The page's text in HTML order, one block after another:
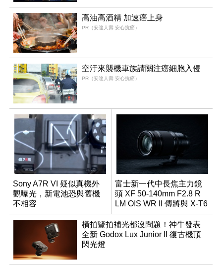
高油高酒精 加速癌上身
PR（安達人壽 安心抗癌）
空汙來襲機車族請關注癌細胞入侵
PR（安達人壽 安心抗癌）
Sony A7R VI 疑似真機外
觀曝光，新電池恐與舊機
不相容
富士新一代中長焦主力鏡
頭 XF 50-140mm F2.8 R
LM OIS WR II 傳將與 X-T6
同步亮相
橫拍豎拍補光都沒問題！神牛發表
全新 Godox Lux Junior II 復古機頂
閃光燈